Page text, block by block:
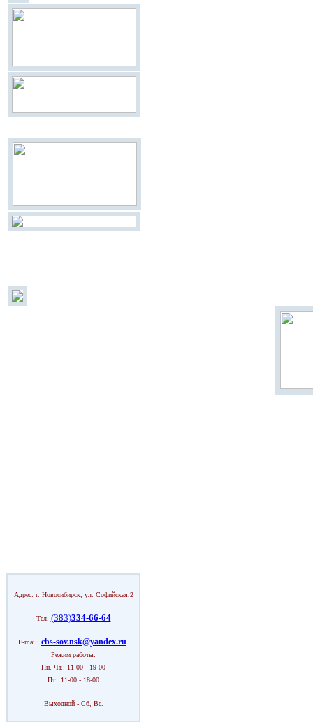
Адрес: г. Новосибирск, ул. Софийская,2
Тел. (383)334-66-64
E-mail: cbs-sov.nsk@yandex.ru
Режим работы:
Пн.-Чт.: 11-00 - 19-00
Пт.: 11-00 - 18-00
Выходной - Сб, Вс.